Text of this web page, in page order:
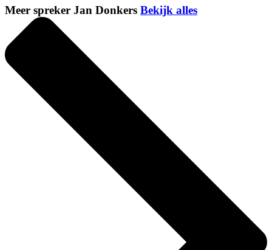
Meer spreker Jan Donkers Bekijk alles